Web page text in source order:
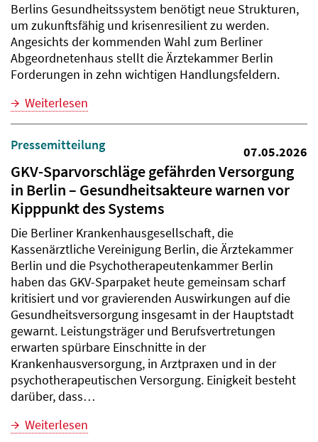
Berlins Gesundheitssystem benötigt neue Strukturen,
um zukunftsfähig und krisenresilient zu werden.
Angesichts der kommenden Wahl zum Berliner
Abgeordnetenhaus stellt die Ärztekammer Berlin
Forderungen in zehn wichtigen Handlungsfeldern.
Weiterlesen
Pressemitteilung 07.05.2026
GKV-Sparvorschläge gefährden Versorgung
in Berlin – Gesundheitsakteure warnen vor
Kipppunkt des Systems
Die Berliner Krankenhausgesellschaft, die
Kassenärztliche Vereinigung Berlin, die Ärztekammer
Berlin und die Psychotherapeutenkammer Berlin
haben das GKV-Sparpaket heute gemeinsam scharf
kritisiert und vor gravierenden Auswirkungen auf die
Gesundheitsversorgung insgesamt in der Hauptstadt
gewarnt. Leistungsträger und Berufsvertretungen
erwarten spürbare Einschnitte in der
Krankenhausversorgung, in Arztpraxen und in der
psychotherapeutischen Versorgung. Einigkeit besteht
darüber, dass…
Weiterlesen